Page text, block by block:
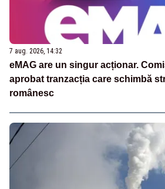
7 aug. 2026, 14:32
eMAG are un singur acționar.
aprobat tranzacția care schimbă
românesc